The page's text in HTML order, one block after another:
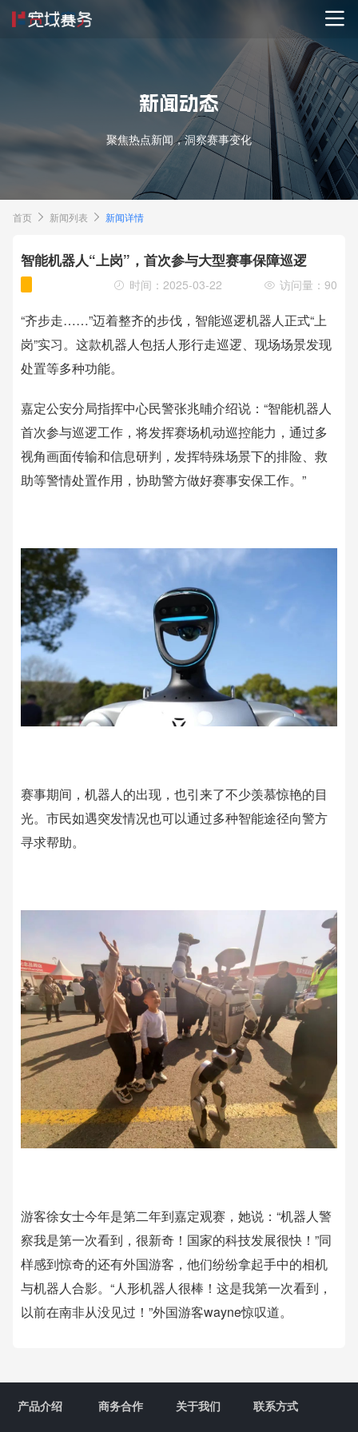
新闻动态
聚焦热点新闻，洞察赛事变化
首页 新闻列表 新闻详情
智能机器人“上岗”，首次参与大型赛事保障巡逻
时间：2025-03-22 访问量：90
“齐步走……”迈着整齐的步伐，智能巡逻机器人正式“上
岗”实习。这款机器人包括人形行走巡逻、现场场景发现
处置等多种功能。
嘉定公安分局指挥中心民警张兆晡介绍说：“智能机器人
首次参与巡逻工作，将发挥赛场机动巡控能力，通过多
视角画面传输和信息研判，发挥特殊场景下的排险、救
助等警情处置作用，协助警方做好赛事安保工作。”
赛事期间，机器人的出现，也引来了不少羡慕惊艳的目
光。市民如遇突发情况也可以通过多种智能途径向警方
寻求帮助。
游客徐女士今年是第二年到嘉定观赛，她说：“机器人警
察我是第一次看到，很新奇！国家的科技发展很快！”同
样感到惊奇的还有外国游客，他们纷纷拿起手中的相机
与机器人合影。“人形机器人很棒！这是我第一次看到，
以前在南非从没见过！”外国游客wayne惊叹道。
产品介绍 商务合作 关于我们 联系方式